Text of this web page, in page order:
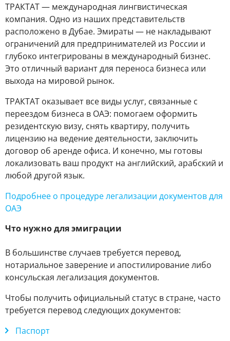
ТРАКТАТ — международная лингвистическая
компания. Одно из наших представительств
расположено в Дубае. Эмираты — не накладывают
ограничений для предпринимателей из России и
глубоко интегрированы в международный бизнес.
Это отличный вариант для переноса бизнеса или
выхода на мировой рынок.
ТРАКТАТ оказывает все виды услуг, связанные с
переездом бизнеса в ОАЭ: помогаем оформить
резидентскую визу, снять квартиру, получить
лицензию на ведение деятельности, заключить
договор об аренде офиса. И конечно, мы готовы
локализовать ваш продукт на английский, арабский и
любой другой язык.
Подробнее о процедуре легализации документов для
ОАЭ
Что нужно для эмиграции
В большинстве случаев требуется перевод,
нотариальное заверение и апостилирование либо
консульская легализация документов.
Чтобы получить официальный статус в стране, часто
требуется перевод следующих документов:
Паспорт